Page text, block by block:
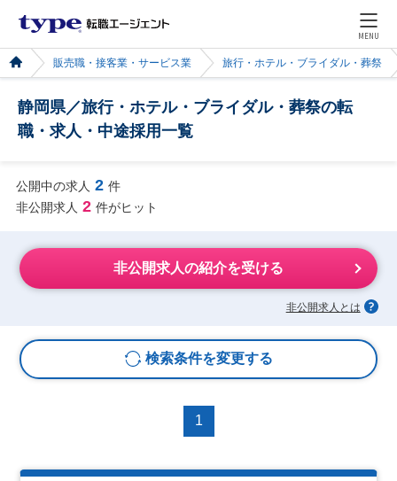
MENU
販売職・接客業・サービス業 旅行・ホテル・ブライダル・葬祭
静岡県／旅行・ホテル・ブライダル・葬祭の転
職・求人・中途採用一覧
公開中の求人 2 件
非公開求人 2 件がヒット
非公開求人の紹介を受ける
非公開求人とは
検索条件を変更する
1